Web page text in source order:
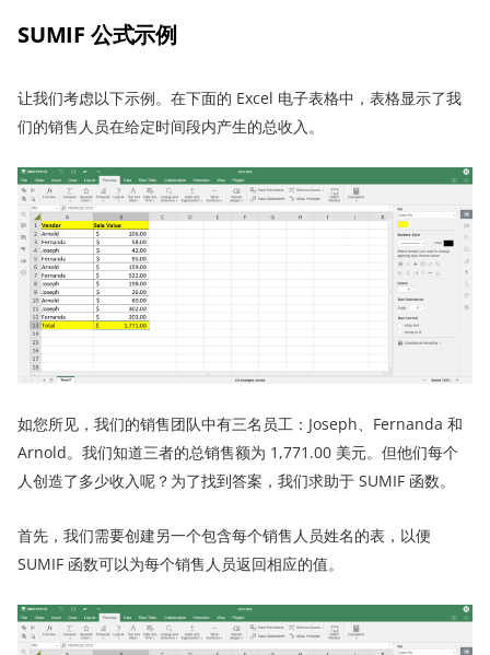
SUMIF 公式示例
让我们考虑以下示例。在下面的 Excel 电子表格中，表格显示了我
们的销售人员在给定时间段内产生的总收入。
如您所见，我们的销售团队中有三名员工：Joseph、Fernanda 和
Arnold。我们知道三者的总销售额为 1,771.00 美元。但他们每个
人创造了多少收入呢？为了找到答案，我们求助于 SUMIF 函数。
首先，我们需要创建另一个包含每个销售人员姓名的表，以便
SUMIF 函数可以为每个销售人员返回相应的值。